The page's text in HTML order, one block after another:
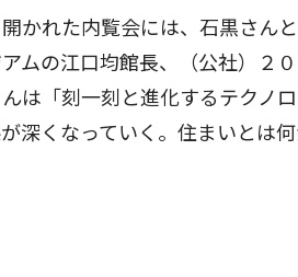
かれた内覧会には、石黒さん
ムの江口均館長、（公社）２
は「刻一刻と進化するテクノ
深くなっていく。住まいとは